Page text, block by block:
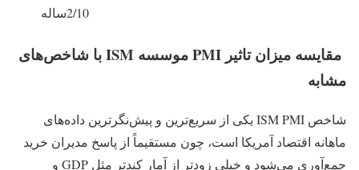
2/10ساله
مقایسه میزان تاثیر PMI موسسه ISM با شاخص‌های
مشابه
شاخص ISM PMI یکی از سریع‌ترین و پیش‌نگرترین داده‌های
ماهانه اقتصاد آمریکا است، چون مستقیماً از پاسخ مدیران خرید
جمع‌آوری می‌شود و خیلی زودتر از آمار کندتر مثل GDP و